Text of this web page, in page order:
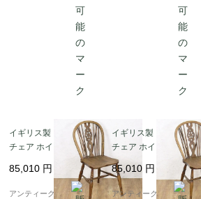
イギリス製 ウィンザー
チェア ホイールバック
チェア ウッドチェア ナ
チュラル 素朴 アンティ
ーク 木の温もり C
85,010 円
アンティークブルーパロ
イギリス製 ウィンザー
チェア ホイールバック
チェア ウッドチェア ナ
チュラル 素朴 アンティ
ーク 木の温もり B
85,010 円
アンティークブルーパロ